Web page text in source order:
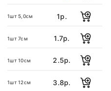
1шт 5,0см 1р.
1шт 7см 1.7р.
1шт 10см 2.5р.
1шт 12см 3.8р.